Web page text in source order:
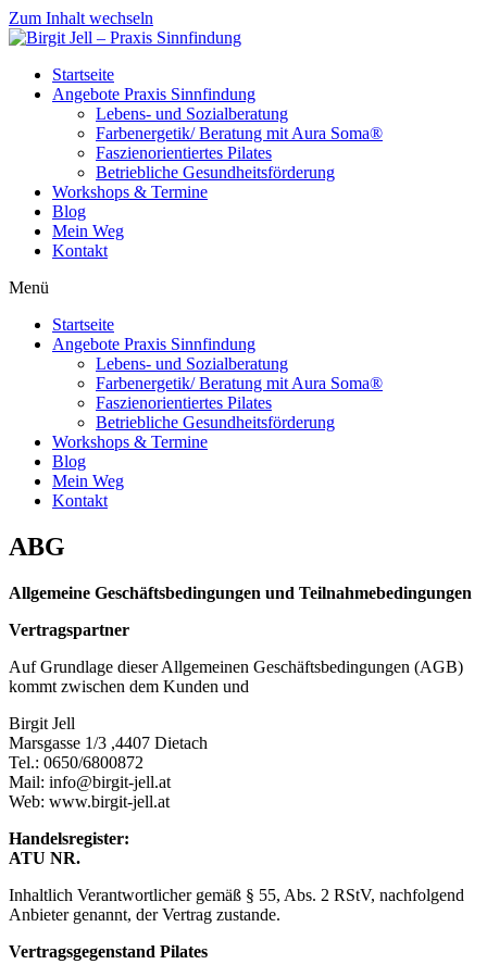
Zum Inhalt wechseln
Startseite
Angebote Praxis Sinnfindung
Lebens- und Sozialberatung
Farbenergetik/ Beratung mit Aura Soma®
Faszienorientiertes Pilates
Betriebliche Gesundheitsförderung
Workshops & Termine
Blog
Mein Weg
Kontakt
Menü
Startseite
Angebote Praxis Sinnfindung
Lebens- und Sozialberatung
Farbenergetik/ Beratung mit Aura Soma®
Faszienorientiertes Pilates
Betriebliche Gesundheitsförderung
Workshops & Termine
Blog
Mein Weg
Kontakt
ABG
Allgemeine Geschäftsbedingungen und Teilnahmebedingungen
Vertragspartner
Auf Grundlage dieser Allgemeinen Geschäftsbedingungen (AGB)
kommt zwischen dem Kunden und
Birgit Jell
Marsgasse 1/3 ,4407 Dietach
Tel.: 0650/6800872
Mail: info@birgit-jell.at
Web: www.birgit-jell.at
Handelsregister:
ATU NR.
Inhaltlich Verantwortlicher gemäß § 55, Abs. 2 RStV, nachfolgend
Anbieter genannt, der Vertrag zustande.
Vertragsgegenstand Pilates